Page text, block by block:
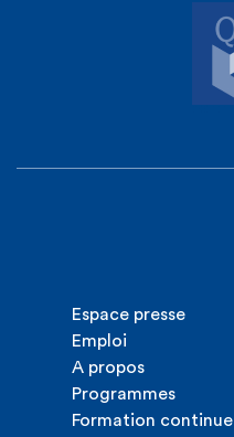
Espace presse
Emploi
A propos
Programmes
Formation continue